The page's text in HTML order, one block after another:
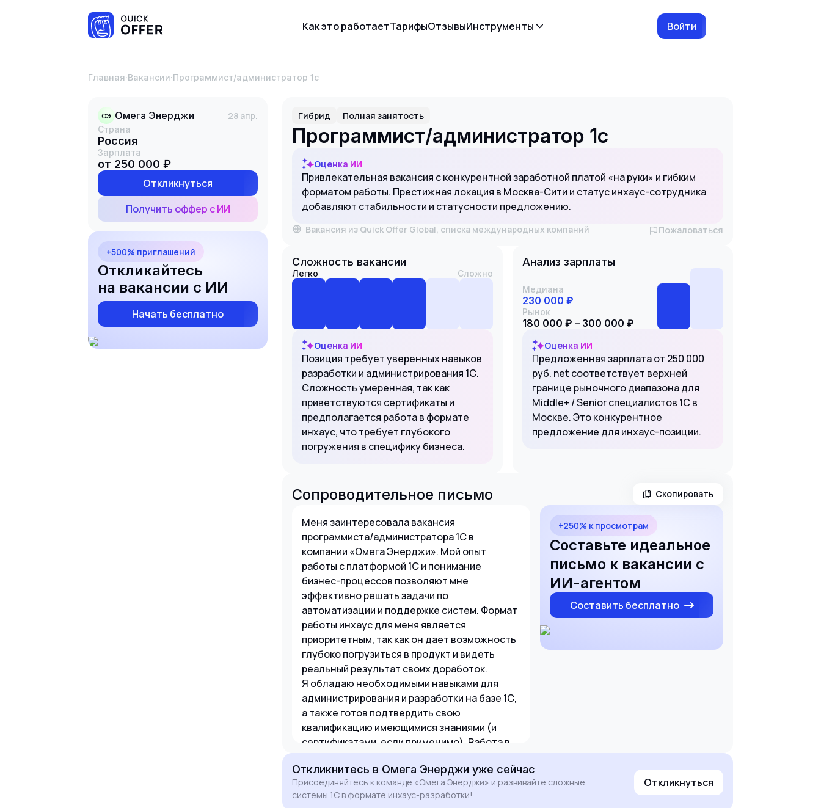
Как это работаетТарифыОтзывыИнструменты Войти
Главная·Вакансии· Программист/администратор 1с
ОЭ Омега Энерджи 28 апр.
Страна
Россия
Зарплата
от 250 000 ₽
Откликнуться
Получить оффер с ИИ
+500% приглашений
Откликайтесь
на вакансии с ИИ
Начать бесплатно
Гибрид Полная занятость
Программист/администратор 1с
Оценка ИИ
Привлекательная вакансия с конкурентной заработной платой «на руки» и гибким
форматом работы. Престижная локация в Москва-Сити и статус инхаус-сотрудника
добавляют стабильности и статусности предложению.
Вакансия из Quick Offer Global, списка международных компаний Пожаловаться
Сложность вакансии
Легко Сложно
Оценка ИИ
Позиция требует уверенных навыков
разработки и администрирования 1С.
Сложность умеренная, так как
приветствуются сертификаты и
предполагается работа в формате
инхаус, что требует глубокого
погружения в специфику бизнеса.
Анализ зарплаты
Медиана
230 000 ₽
Рынок
180 000 ₽ – 300 000 ₽
Оценка ИИ
Предложенная зарплата от 250 000
руб. net соответствует верхней
границе рыночного диапазона для
Middle+ / Senior специалистов 1С в
Москве. Это конкурентное
предложение для инхаус-позиции.
Сопроводительное письмо Скопировать
Меня заинтересовала вакансия
программиста/администратора 1С в
компании «Омега Энерджи». Мой опыт
работы с платформой 1С и понимание
бизнес-процессов позволяют мне
эффективно решать задачи по
автоматизации и поддержке систем. Формат
работы инхаус для меня является
приоритетным, так как он дает возможность
глубоко погрузиться в продукт и видеть
реальный результат своих доработок.
Я обладаю необходимыми навыками для
администрирования и разработки на базе 1С,
а также готов подтвердить свою
квалификацию имеющимися знаниями (и
сертификатами, если применимо). Работа в
мне полностью подходят. Буду рад
обсудить, как мой опыт поможет в развитии
ИТ-инфраструктуры вашей компании.
+250% к просмотрам
Составьте идеальное
письмо к вакансии с
ИИ-агентом
Составить бесплатно
Откликнитесь в Омега Энерджи уже сейчас
Присоединяйтесь к команде «Омега Энерджи» и развивайте сложные
системы 1С в формате инхаус-разработки!
Откликнуться